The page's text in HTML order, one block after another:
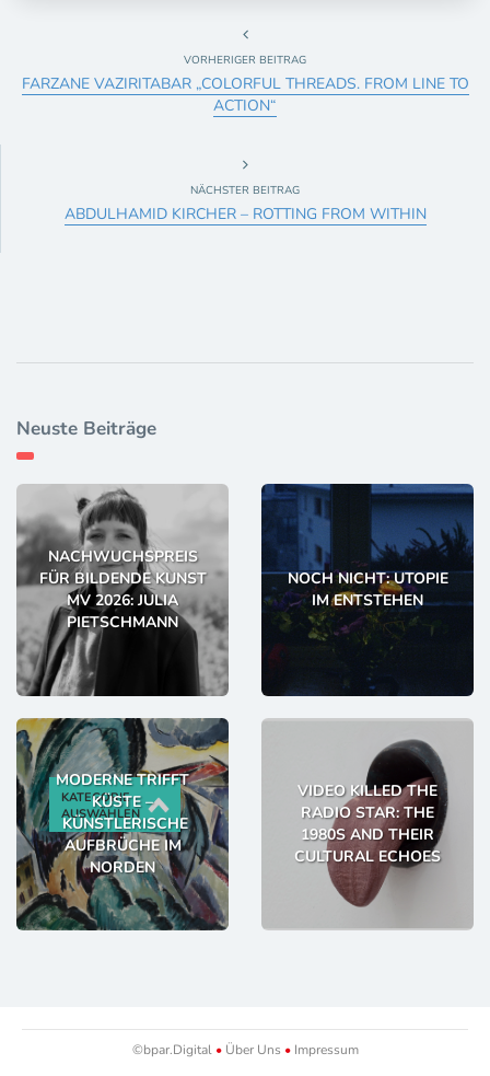
VORHERIGER BEITRAG
FARZANE VAZIRITABAR „COLORFUL THREADS. FROM LINE TO
ACTION“
NÄCHSTER BEITRAG
ABDULHAMID KIRCHER – ROTTING FROM WITHIN
Neuste Beiträge
NACHWUCHSPREIS
FÜR BILDENDE KUNST
MV 2026: JULIA
PIETSCHMANN
NOCH NICHT: UTOPIE
IM ENTSTEHEN
MODERNE TRIFFT
KÜSTE –
KÜNSTLERISCHE
AUFBRÜCHE IM
NORDEN
VIDEO KILLED THE
RADIO STAR: THE
1980S AND THEIR
CULTURAL ECHOES
©bpar.Digital •Über Uns •Impressum
KATEGORIE
AUSWÄHLEN